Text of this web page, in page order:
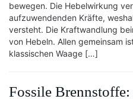
bewegen. Die Hebelwirkung
aufzuwendenden Kräfte,
versteht. Die Kraftwandlung
von Hebeln. Allen gemeinsam
klassischen Waage […]
Fossile